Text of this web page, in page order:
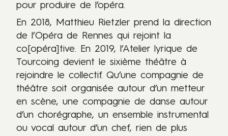
pour produire de l’opéra.
En 2018, Matthieu Rietzler prend la direction
de l’Opéra de Rennes qui rejoint la
co[opéra]tive. En 2019, l’Atelier lyrique de
Tourcoing devient le sixième théâtre à
rejoindre le collectif. Qu’une compagnie de
théâtre soit organisée autour d’un metteur
en scène, une compagnie de danse autour
d’un chorégraphe, un ensemble instrumental
ou vocal autour d’un chef, rien de plus